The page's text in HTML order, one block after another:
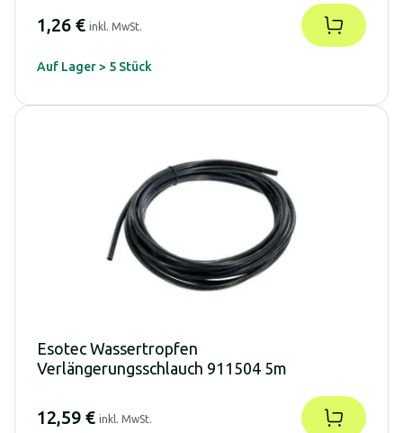
1,26 € inkl. MwSt.
Auf Lager > 5 Stück
Esotec Wassertropfen
Verlängerungsschlauch 911504 5m
12,59 € inkl. MwSt.